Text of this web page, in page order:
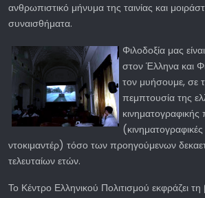
ανθρωπιστικό μήνυμα της ταινίας και
συναισθήματα.
Φιλοδοξία μας
στον Έλληνα και
τον μυήσουμε, σε
πεμπτουσία της
(κινηματογραφικές
ντοκιμαντέρ) τόσο των προηγούμενων
τελευταίων ετών.
Το Κέντρο Ελληνικού Πολιτισμού εκφράζει